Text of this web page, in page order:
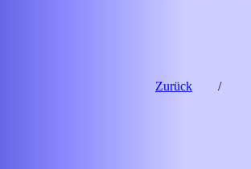
Zurück /